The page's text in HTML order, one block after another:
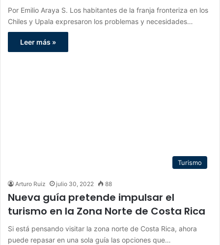
Por Emilio Araya S. Los habitantes de la franja fronteriza en los
Chiles y Upala expresaron los problemas y necesidades…
Leer más »
Turismo
Arturo Ruiz julio 30, 2022 88
Nueva guía pretende impulsar el
turismo en la Zona Norte de Costa Rica
Si está pensando visitar la zona norte de Costa Rica, ahora
puede repasar en una sola guía las opciones que…